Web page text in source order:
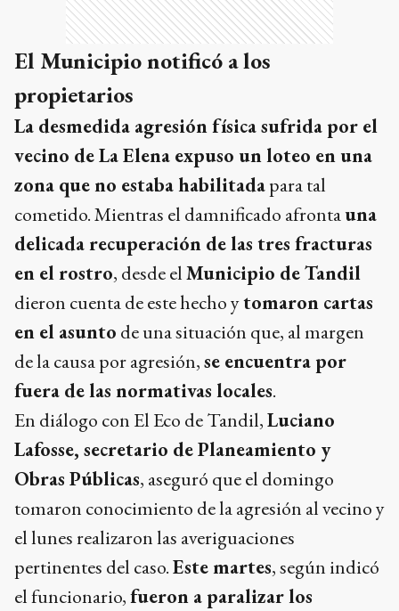
El Municipio notificó a los
propietarios
La desmedida agresión física sufrida por el
vecino de La Elena expuso un loteo en una
zona que no estaba habilitadapara tal
cometido. Mientras el damnificado afrontauna
delicada recuperación de las tres fracturas
en el rostro, desde elMunicipio de Tandil
dieron cuenta de este hecho ytomaron cartas
en el asunto de una situación que, al margen
de la causa por agresión,se encuentra por
fuera de las normativas locales.
En diálogo con El Eco de Tandil,Luciano
Lafosse, secretario de Planeamiento y
Obras Públicas, aseguró que el domingo
tomaron conocimiento de la agresión al vecino y
el lunes realizaron las averiguaciones
pertinentes del caso.Este martes, según indicó
el funcionario,fueron a paralizar los